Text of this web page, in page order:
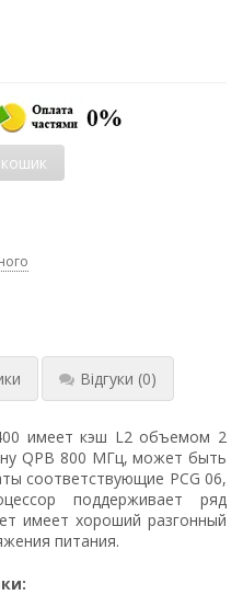
Відгуки (0)
имеет кэш L2 объемом 2
QPB 800 МГц, может быть
соответствующие PCG 06,
поддерживает ряд
имеет хороший разгонный
питания.